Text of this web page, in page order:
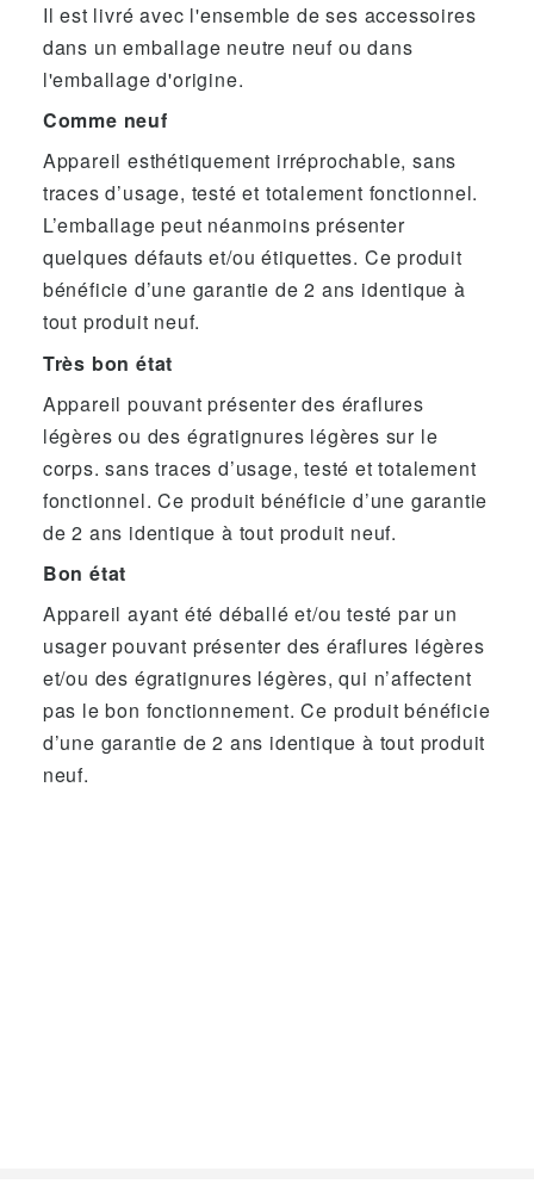
Il est livré avec l'ensemble de ses accessoires
dans un emballage neutre neuf ou dans
l'emballage d'origine.
Comme neuf
Appareil esthétiquement irréprochable, sans
traces d’usage, testé et totalement fonctionnel.
L’emballage peut néanmoins présenter
quelques défauts et/ou étiquettes. Ce produit
bénéficie d’une garantie de 2 ans identique à
tout produit neuf.
Très bon état
Appareil pouvant présenter des éraflures
légères ou des égratignures légères sur le
corps. sans traces d’usage, testé et totalement
fonctionnel. Ce produit bénéficie d’une garantie
de 2 ans identique à tout produit neuf.
Bon état
Appareil ayant été déballé et/ou testé par un
usager pouvant présenter des éraflures légères
et/ou des égratignures légères, qui n’affectent
pas le bon fonctionnement. Ce produit bénéficie
d’une garantie de 2 ans identique à tout produit
neuf.